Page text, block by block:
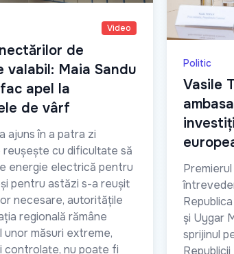
Video
de
valabil: Maia Sandu
apel la
de vârf
ajuns în a patra zi
cu dificultate să
energie electrică pentru
pentru astăzi s-a reușit
necesare, autoritățile
regională rămâne
unor măsuri extreme,
controlate, nu poate fi
Politic
Vasile
și Uygar
sprijinul